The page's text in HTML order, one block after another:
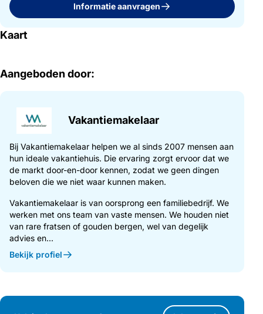
Informatie aanvragen
Kaart
Aangeboden door:
Vakantiemakelaar
Bij Vakantiemakelaar helpen we al sinds 2007 mensen aan
hun ideale vakantiehuis. Die ervaring zorgt ervoor dat we
de markt door-en-door kennen, zodat we geen dingen
beloven die we niet waar kunnen maken.
Vakantiemakelaar is van oorsprong een familiebedrijf. We
werken met ons team van vaste mensen. We houden niet
van rare fratsen of gouden bergen, wel van degelijk
advies en...
Bekijk profiel